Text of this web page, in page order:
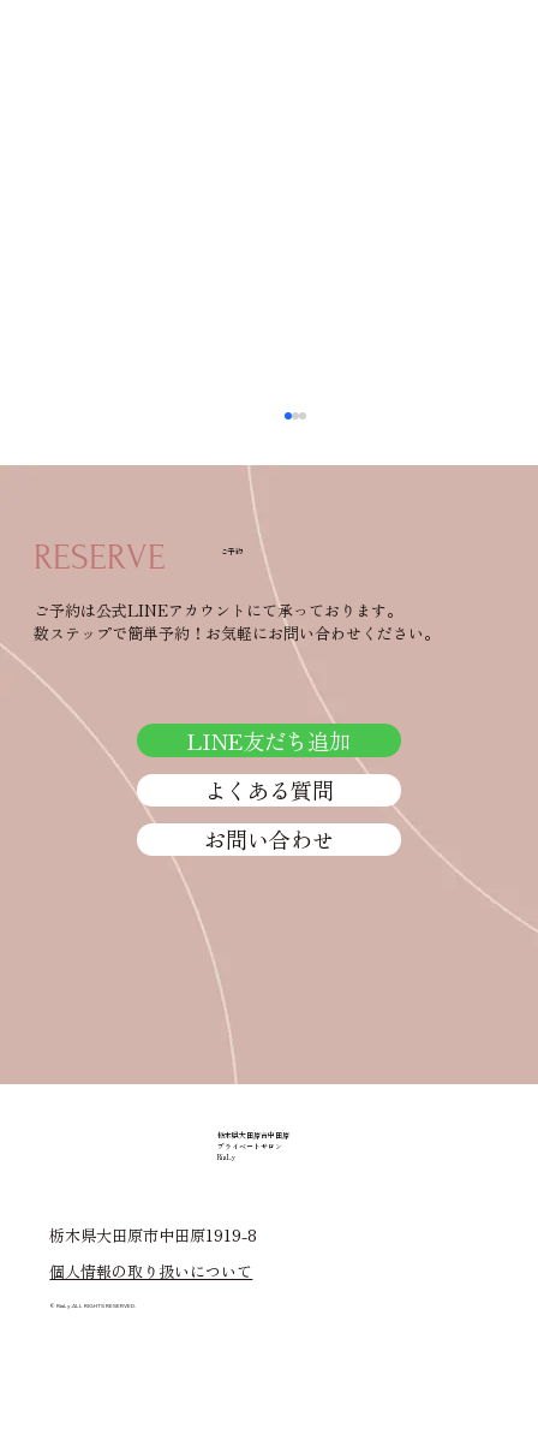
あなたにとって健康とは？
RESERVE
ご予約は公式LINEアカウントにて承っております。
数ステップで簡単予約！お気軽にお問い合わせください。
ご予約
LINE友だち追加
よくある質問
お問い合わせ
栃木県大田原市中田原1919-8
© RiaLy.ALL RIGHTS RESERVED.
栃木県大田原市中田原
プライベートサロン
RiaLy
個人情報の取り扱いについて